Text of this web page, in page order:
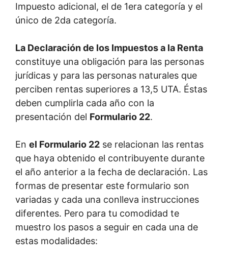
Impuesto adicional, el de 1era categoría y el
único de 2da categoría.
La Declaración de los Impuestos a la Renta
constituye una obligación para las personas
jurídicas y para las personas naturales que
perciben rentas superiores a 13,5 UTA. Éstas
deben cumplirla cada año con la
presentación del Formulario 22.
En el Formulario 22 se relacionan las rentas
que haya obtenido el contribuyente durante
el año anterior a la fecha de declaración. Las
formas de presentar este formulario son
variadas y cada una conlleva instrucciones
diferentes. Pero para tu comodidad te
muestro los pasos a seguir en cada una de
estas modalidades: